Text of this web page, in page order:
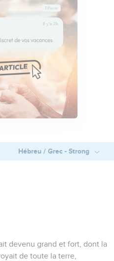
Hébreu / Grec - Strong
devenu grand et fort, dont la
de toute la terre,